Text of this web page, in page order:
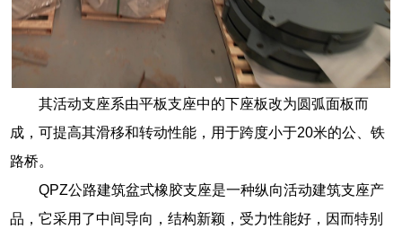
其活动支座系由平板支座中的下座板改为圆弧面板而
成，可提高其滑移和转动性能，用于跨度小于20米的公、铁
路桥。
QPZ公路建筑盆式橡胶支座是一种纵向活动建筑支座产
品，它采用了中间导向，结构新颖，受力性能好，因而特别